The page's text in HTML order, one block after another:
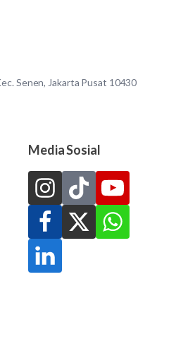
Senen, Jakarta Pusat 10430
Media Sosial